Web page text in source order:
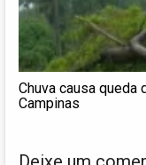
Chuva causa queda
Campinas